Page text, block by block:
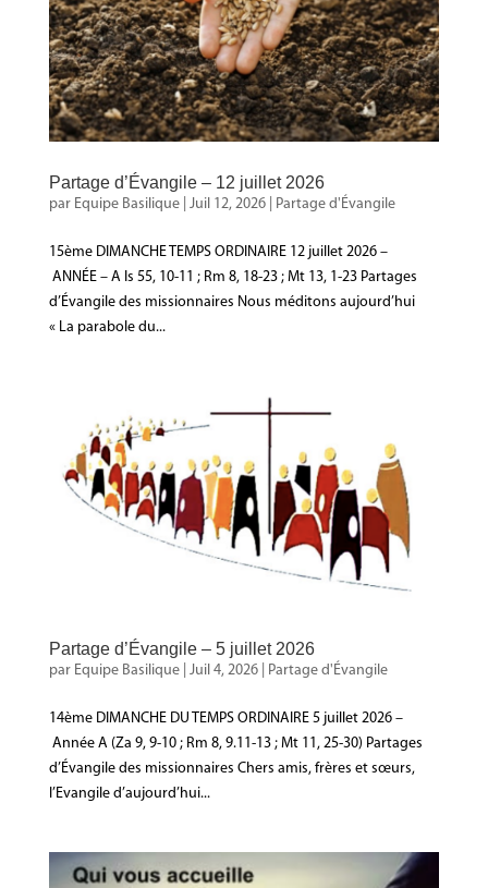
Partage d’Évangile – 12 juillet 2026
par Equipe Basilique| Juil 12, 2026| Partage d'Évangile
15ème DIMANCHE TEMPS ORDINAIRE 12 juillet 2026 –
ANNÉE – A Is 55, 10-11 ; Rm 8, 18-23 ; Mt 13, 1-23 Partages
d’Évangile des missionnaires Nous méditons aujourd’hui
« La parabole du...
Partage d’Évangile – 5 juillet 2026
par Equipe Basilique| Juil 4, 2026| Partage d'Évangile
14ème DIMANCHE DU TEMPS ORDINAIRE 5 juillet 2026 –
Année A (Za 9, 9-10 ; Rm 8, 9.11-13 ; Mt 11, 25-30) Partages
d’Évangile des missionnaires Chers amis, frères et sœurs,
l’Evangile d’aujourd’hui...